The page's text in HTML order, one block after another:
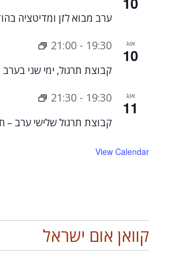
ערב מבוא לזן ומדיטציה
אוג
10
19:30
-
21:00
קבוצת תרגול, ימי שני בערב
אוג
11
19:30
-
21:30
קבוצת תרגול שלישי ערב –
View Calendar
קוואן אום ישראל